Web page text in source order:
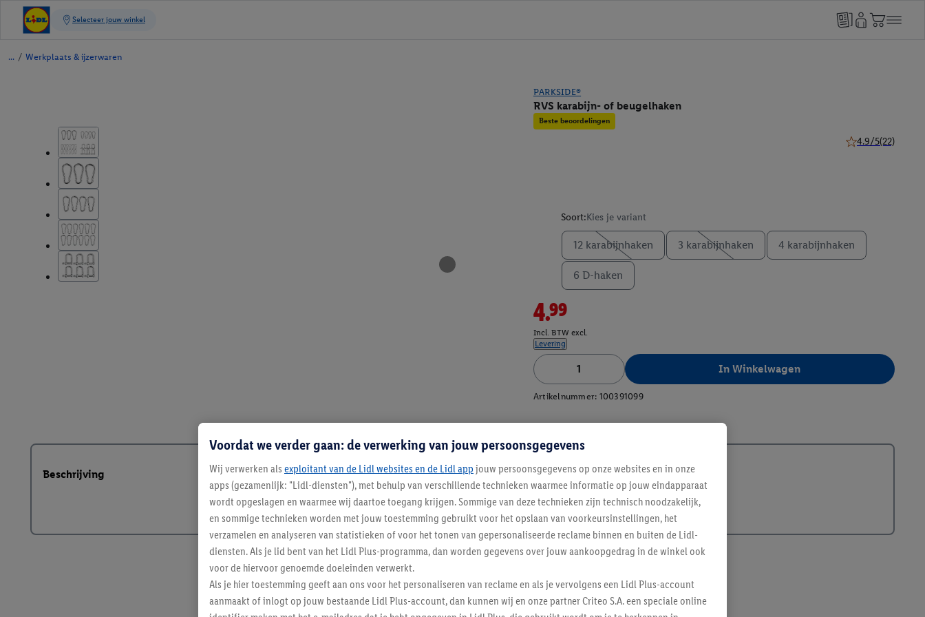
/ Werkplaats & ijzerwaren
PARKSIDE®
RVS karabijn- of beugelhaken
Beste beoordelingen
4.9/5(22)
Soort:Kies je variant
12 karabijnhaken 3 karabijnhaken 4 karabijnhaken
6 D-haken
4.99
Incl. BTW excl.
Levering
In Winkelwagen
Artikelnummer: 100391099
Beschrijving
Voordat we verder gaan: de verwerking van jouw persoonsgegevens
Wij verwerken als exploitant van de Lidl websites en de Lidl app jouw persoonsgegevens op onze websites en in onze
apps (gezamenlijk: "Lidl-diensten"), met behulp van verschillende technieken waarmee informatie op jouw eindapparaat
wordt opgeslagen en waarmee wij daartoe toegang krijgen. Sommige van deze technieken zijn technisch noodzakelijk,
en sommige technieken worden met jouw toestemming gebruikt voor het opslaan van voorkeursinstellingen, het
verzamelen en analyseren van statistieken of voor het tonen van gepersonaliseerde reclame binnen en buiten de Lidl-
diensten. Als je lid bent van het Lidl Plus-programma, dan worden gegevens over jouw aankoopgedrag in de winkel ook
voor de hiervoor genoemde doeleinden verwerkt.
Als je hier toestemming geeft aan ons voor het personaliseren van reclame en als je vervolgens een Lidl Plus-account
aanmaakt of inlogt op jouw bestaande Lidl Plus-account, dan kunnen wij en onze partner Criteo S.A. een speciale online